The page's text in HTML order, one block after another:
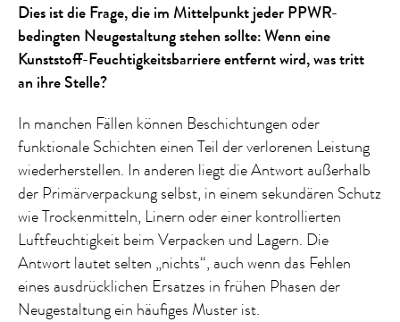
Dies ist die Frage, die im Mittelpunkt jeder PPWR-
bedingten Neugestaltung stehen sollte: Wenn eine
Kunststoff-Feuchtigkeitsbarriere entfernt wird, was tritt
an ihre Stelle?
In manchen Fällen können Beschichtungen oder
funktionale Schichten einen Teil der verlorenen Leistung
wiederherstellen. In anderen liegt die Antwort außerhalb
der Primärverpackung selbst, in einem sekundären Schutz
wie Trockenmitteln, Linern oder einer kontrollierten
Luftfeuchtigkeit beim Verpacken und Lagern. Die
Antwort lautet selten „nichts“, auch wenn das Fehlen
eines ausdrücklichen Ersatzes in frühen Phasen der
Neugestaltung ein häufiges Muster ist.